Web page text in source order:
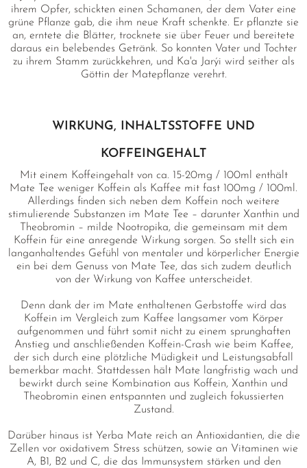
ihrem Opfer, schickten einen Schamanen, der dem Vater eine
grüne Pflanze gab, die ihm neue Kraft schenkte. Er pflanzte sie
an, erntete die Blätter, trocknete sie über Feuer und bereitete
daraus ein belebendes Getränk. So konnten Vater und Tochter
zu ihrem Stamm zurückkehren, und Ka'a Jarýi wird seither als
Göttin der Matepflanze verehrt.
WIRKUNG, INHALTSSTOFFE UND
KOFFEINGEHALT
Mit einem Koffeingehalt von ca. 15-20mg / 100ml enthält
Mate Tee weniger Koffein als Kaffee mit fast 100mg / 100ml.
Allerdings finden sich neben dem Koffein noch weitere
stimulierende Substanzen im Mate Tee – darunter Xanthin und
Theobromin – milde Nootropika, die gemeinsam mit dem
Koffein für eine anregende Wirkung sorgen. So stellt sich ein
langanhaltendes Gefühl von mentaler und körperlicher Energie
ein bei dem Genuss von Mate Tee, das sich zudem deutlich
von der Wirkung von Kaffee unterscheidet.
Denn dank der im Mate enthaltenen Gerbstoffe wird das
Koffein im Vergleich zum Kaffee langsamer vom Körper
aufgenommen und führt somit nicht zu einem sprunghaften
Anstieg und anschließenden Koffein-Crash wie beim Kaffee,
der sich durch eine plötzliche Müdigkeit und Leistungsabfall
bemerkbar macht. Stattdessen hält Mate langfristig wach und
bewirkt durch seine Kombination aus Koffein, Xanthin und
Theobromin einen entspannten und zugleich fokussierten
Zustand.
Darüber hinaus ist Yerba Mate reich an Antioxidantien, die die
Zellen vor oxidativem Stress schützen, sowie an Vitaminen wie
A, B1, B2 und C, die das Immunsystem stärken und den